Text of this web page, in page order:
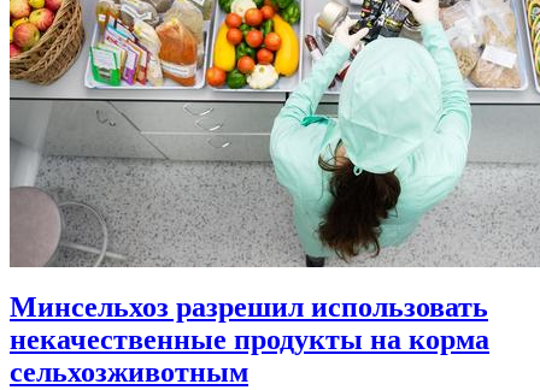
Минсельхоз разрешил использовать
некачественные продукты на корма
сельхозживотным